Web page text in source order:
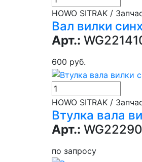
HOWO SITRAK /
Вал вилки
Арт.:
600 руб.
HOWO SITRAK /
Втулка вала
Арт.:
по запросу